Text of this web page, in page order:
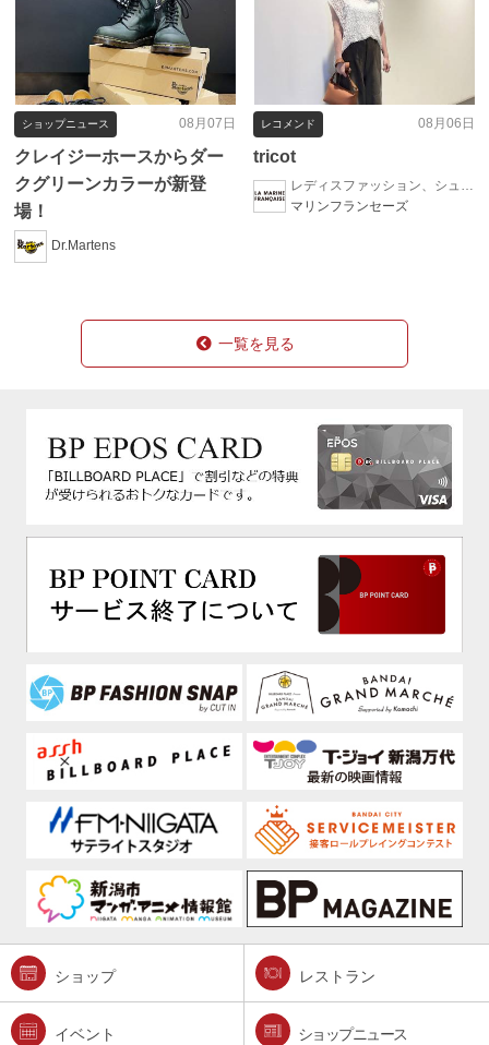
08月07日
ショップニュース
クレイジーホースからダー
クグリーンカラーが新登
場！
Dr.Martens
08月06日
レコメンド
tricot
マリンフランセーズ
一覧を見る
ショップ レストラン
イベント ショップニュース